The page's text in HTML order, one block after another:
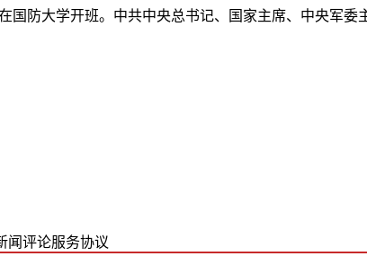
防大学开班。中共中央总书记、国家主席、中央军
闻评论服务协议